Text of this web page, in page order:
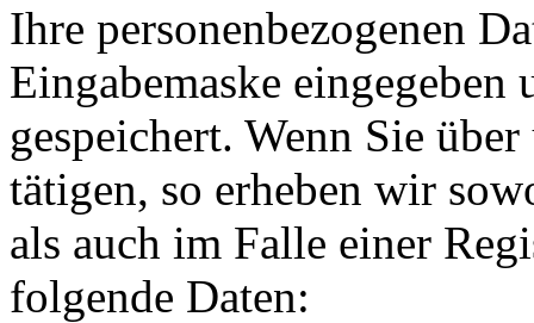
Ihre personenbezogenen
Eingabemaske
gespeichert. Wenn Sie
tätigen, so erheben wir
als auch im Falle einer
folgende Daten: